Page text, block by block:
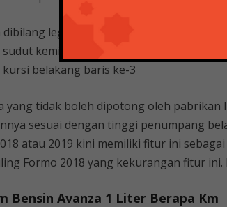
lega, kursi baris ke-3 Toyota
sudut kemiringan yang sangat cocok
belakang baris ke-3
yang tidak boleh dipotong oleh pabrikan
sesuai dengan tinggi penumpang
atau 2019 kini memiliki fitur ini
Formo 2018 yang kekurangan fitur ini.
Bensin Avanza 1 Liter Berapa Km